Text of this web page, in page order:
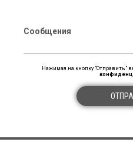
Сообщения
Нажимая на кнопку "Отправить"